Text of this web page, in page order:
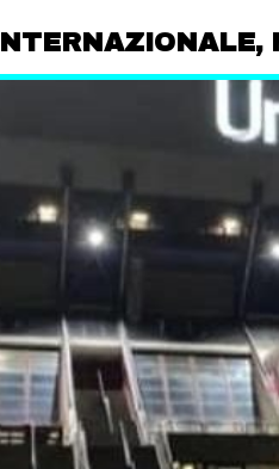
INTERNAZIONALE,